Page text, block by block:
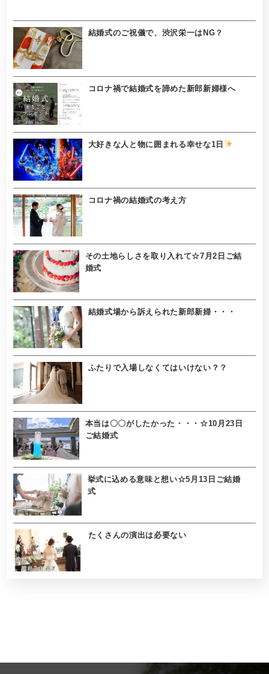
結婚式のご祝儀で、渋沢栄一はNG？
コロナ禍で結婚式を諦めた新郎新婦様へ
大好きな人と物に囲まれる幸せな1日
コロナ禍の結婚式の考え方
その土地らしさを取り入れて☆7月2日ご結
婚式
結婚式場から訴えられた新郎新婦・・・
ふたりで入場しなくてはいけない？？
本当は〇〇がしたかった・・・☆10月23日
ご結婚式
挙式に込める意味と想い☆5月13日ご結婚
式
たくさんの演出は必要ない